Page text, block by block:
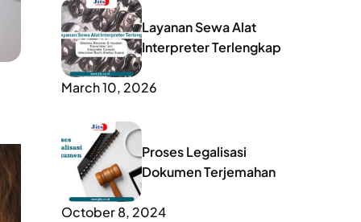
Layanan Sewa Alat
Interpreter Terlengkap
March 10, 2026
Proses Legalisasi
Dokumen Terjemahan
October 8, 2024